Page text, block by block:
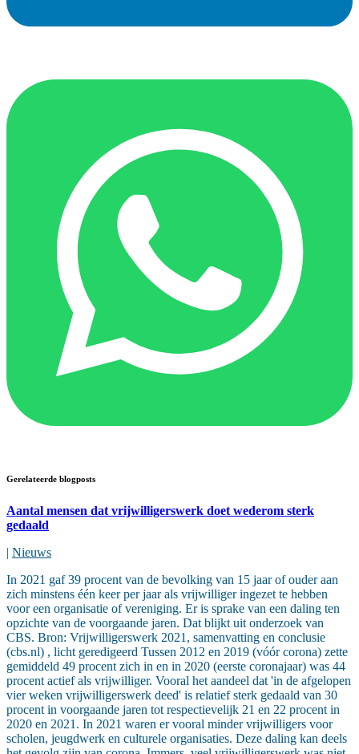
Gerelateerde blogposts
Aantal mensen dat vrijwilligerswerk doet wederom sterk
gedaald
| Nieuws
In 2021 gaf 39 procent van de bevolking van 15 jaar of ouder aan
zich minstens één keer per jaar als vrijwilliger ingezet te hebben
voor een organisatie of vereniging. Er is sprake van een daling ten
opzichte van de voorgaande jaren. Dat blijkt uit onderzoek van
CBS. Bron: Vrijwilligerswerk 2021, samenvatting en conclusie
(cbs.nl) , licht geredigeerd Tussen 2012 en 2019 (vóór corona) zette
gemiddeld 49 procent zich in en in 2020 (eerste coronajaar) was 44
procent actief als vrijwilliger. Vooral het aandeel dat 'in de afgelopen
vier weken vrijwilligerswerk deed' is relatief sterk gedaald van 30
procent in voorgaande jaren tot respectievelijk 21 en 22 procent in
2020 en 2021. In 2021 waren er vooral minder vrijwilligers voor
scholen, jeugdwerk en culturele organisaties. Deze daling kan deels